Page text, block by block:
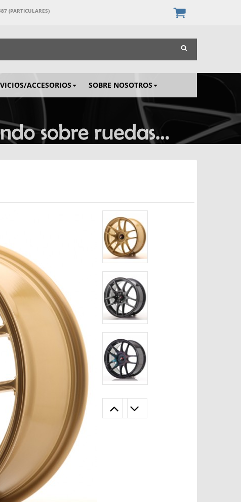
(PARTICULARES)
ACCESORIOS SOBRE NOSOTROS